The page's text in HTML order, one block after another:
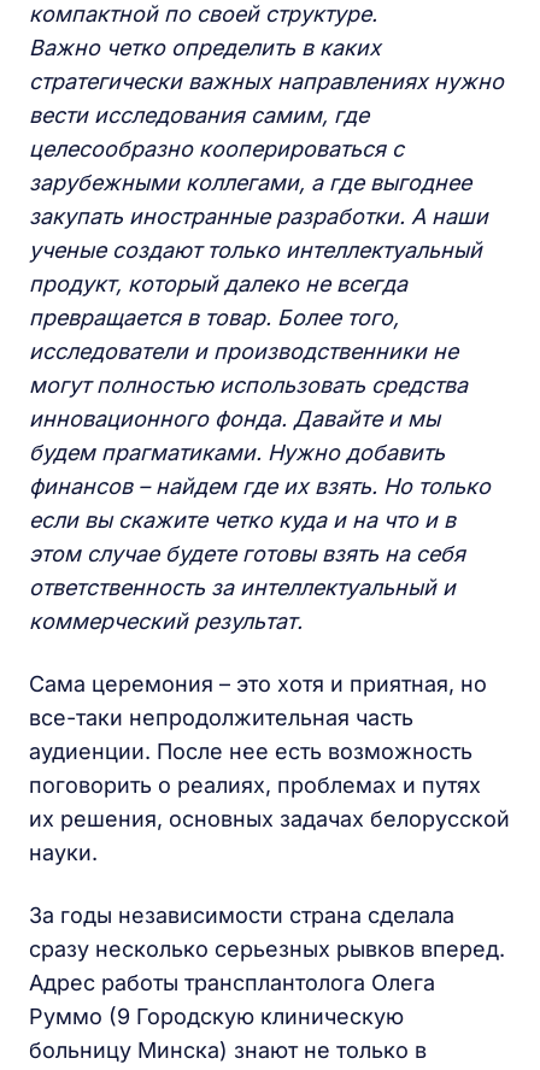
компактной по своей структуре.
Важно четко определить в каких
стратегически важных направлениях нужно
вести исследования самим, где
целесообразно кооперироваться с
зарубежными коллегами, а где выгоднее
закупать иностранные разработки. А наши
ученые создают только интеллектуальный
продукт, который далеко не всегда
превращается в товар. Более того,
исследователи и производственники не
могут полностью использовать средства
инновационного фонда. Давайте и мы
будем прагматиками. Нужно добавить
финансов – найдем где их взять. Но только
если вы скажите четко куда и на что и в
этом случае будете готовы взять на себя
ответственность за интеллектуальный и
коммерческий результат.
Сама церемония – это хотя и приятная, но
все-таки непродолжительная часть
аудиенции. После нее есть возможность
поговорить о реалиях, проблемах и путях
их решения, основных задачах белорусской
науки.
За годы независимости страна сделала
сразу несколько серьезных рывков вперед.
Адрес работы трансплантолога Олега
Руммо (9 Городскую клиническую
больницу Минска) знают не только в